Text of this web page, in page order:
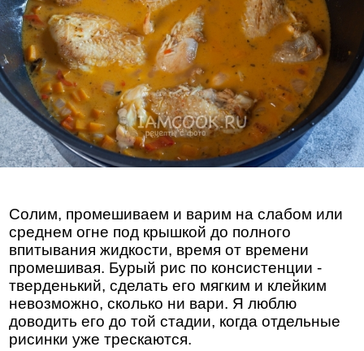
Солим, промешиваем и варим на слабом или
среднем огне под крышкой до полного
впитывания жидкости, время от времени
промешивая. Бурый рис по консистенции -
тверденький, сделать его мягким и клейким
невозможно, сколько ни вари. Я люблю
доводить его до той стадии, когда отдельные
рисинки уже трескаются.